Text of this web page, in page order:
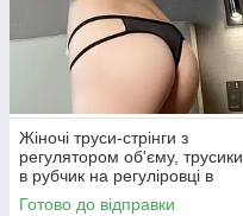
Жіночі труси-стрінги з
регулятором об'єму, трусики
в рубчик на регуліровці в
асортименті
Готово до відправки